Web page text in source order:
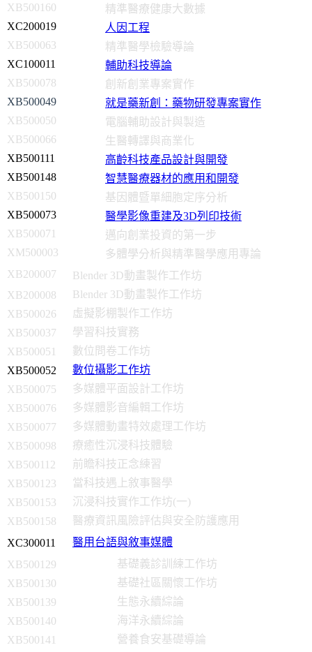
XB500160
精準醫療健康大數據
XC200019
人因工程
XB500063
精準醫學檢驗導論
XC100011
輔助科技導論
XB500078
創新創業專案實作
XB500049
就是藥新創：藥物研發專案實作
XB500050
電腦輔助設計與製造
XB500066
生醫轉譯與商業化
XB500111
高齡科技產品設計與開發
XB500148
智慧醫療器材的應用和開發
XB500150
基因體暨單細胞定序分析
XB500073
醫學影像重建及3D列印技術
XB500071
邁向創業投資的第一步
XM500003
多體學分析與精準醫學應用專論
XB200007
Blender 3D動畫製作工作坊
XB200008
Blender 3D動畫製作工作坊
XB500026
虛擬影棚製作工作坊
XB500037
學習科技實務
XB500051
數位問卷工作坊
XB500052
數位攝影工作坊
XB500075
多媒體平面設計工作坊
XB500076
多媒體影音編輯工作坊
XB500077
多媒體動畫特效處理工作坊
XB500098
療癒性沉浸科技體驗
XB500112
前瞻科技正念練習
XB500123
當科技遇上敘事醫學
XB500153
沉浸科技實作工作坊(一)
XB500158
醫療資訊風險評估與安全防護應用
XC300011
醫用台語與敘事媒體
XB500129
基礎義診訓練工作坊
XB500130
基礎社區關懷工作坊
XB500139
生態永續綜論
XB500140
海洋永續綜論
XB500141
營養食安基礎導論